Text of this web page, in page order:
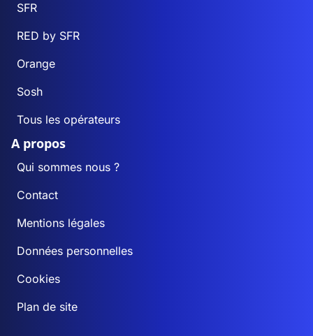
SFR
RED by SFR
Orange
Sosh
Tous les opérateurs
A propos
Qui sommes nous ?
Contact
Mentions légales
Données personnelles
Cookies
Plan de site